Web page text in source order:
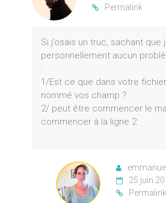
Permalink
Si j’osais un truc, sachant que
personnellement aucun
:
1/Est ce que dans votre
nommé vos champ ?
2/ peut être commencer le
commencer à la ligne 2
25 juin
Permalink